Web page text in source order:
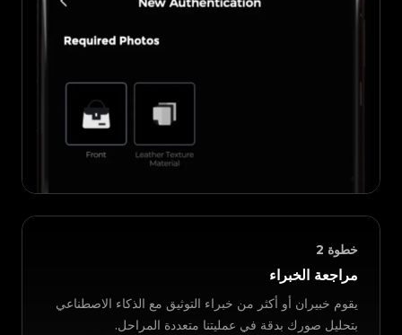
خطوة 2
مراجعة الخبراء
يقوم خبيران أو أكثر من خبراء التوثيق مع الذكاء الاصطناعي
بتحليل صورك بدقة في عمليتنا متعددة المراحل.